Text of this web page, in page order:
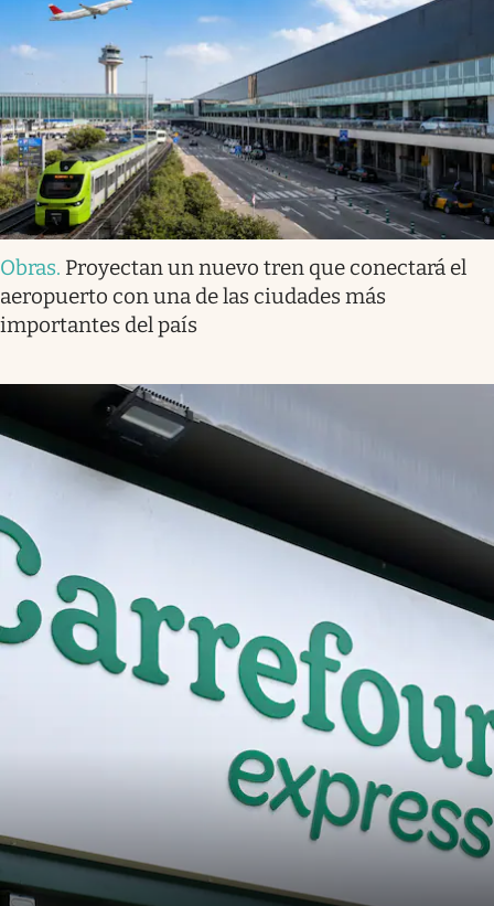
Obras. Proyectan un nuevo tren que conectará el
aeropuerto con una de las ciudades más
importantes del país